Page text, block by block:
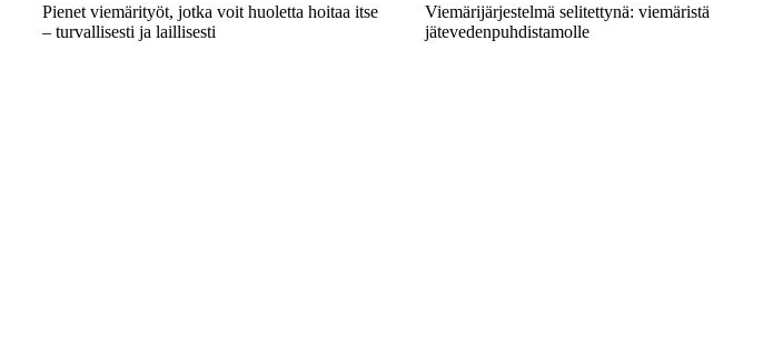
Pienet viemärityöt, jotka voit huoletta hoitaa itse
– turvallisesti ja laillisesti
Viemärijärjestelmä selitettynä: viemäristä
jätevedenpuhdistamolle